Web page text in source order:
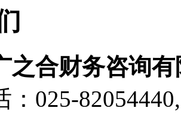
之合财务咨询
025-